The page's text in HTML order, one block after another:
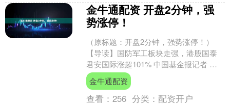
金牛通配资 开盘2分钟，强
势涨停！
（原标题：开盘2分钟，强势涨停！）
【导读】国防军工板块走强，港股国泰
君安国际涨超101% 中国基金报记者 晨
曦 大家好！来一起关注最新的市场行情
和资讯~ 6月....
金牛通配资
查看：256 分类： 配资开户